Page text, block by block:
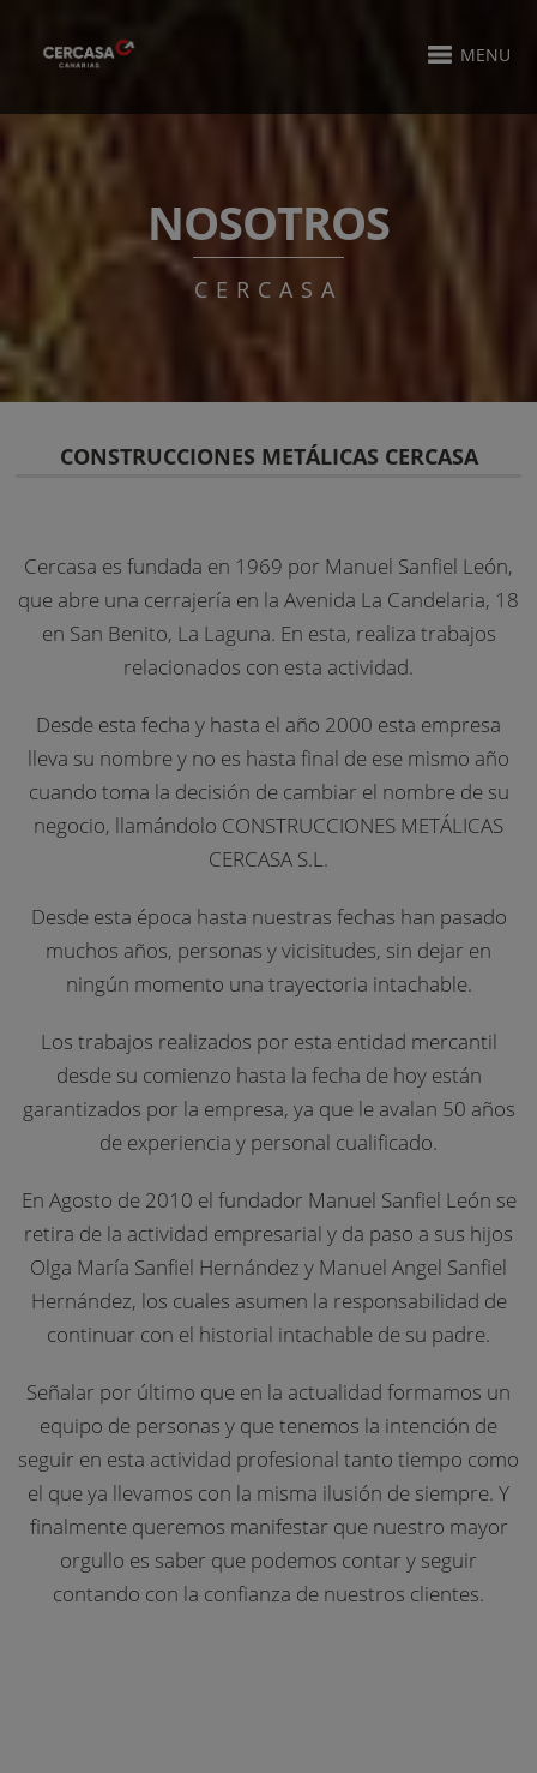
MENU
NOSOTROS
CERCASA
CONSTRUCCIONES METÁLICAS CERCASA
Cercasa es fundada en 1969 por Manuel Sanfiel León,
que abre una cerrajería en la Avenida La Candelaria, 18
en San Benito, La Laguna. En esta, realiza trabajos
relacionados con esta actividad.
Desde esta fecha y hasta el año 2000 esta empresa
lleva su nombre y no es hasta final de ese mismo año
cuando toma la decisión de cambiar el nombre de su
negocio, llamándolo CONSTRUCCIONES METÁLICAS
CERCASA S.L.
Desde esta época hasta nuestras fechas han pasado
muchos años, personas y vicisitudes, sin dejar en
ningún momento una trayectoria intachable.
Los trabajos realizados por esta entidad mercantil
desde su comienzo hasta la fecha de hoy están
garantizados por la empresa, ya que le avalan 50 años
de experiencia y personal cualificado.
En Agosto de 2010 el fundador Manuel Sanfiel León se
retira de la actividad empresarial y da paso a sus hijos
Olga María Sanfiel Hernández y Manuel Angel Sanfiel
Hernández, los cuales asumen la responsabilidad de
continuar con el historial intachable de su padre.
Señalar por último que en la actualidad formamos un
equipo de personas y que tenemos la intención de
seguir en esta actividad profesional tanto tiempo como
el que ya llevamos con la misma ilusión de siempre. Y
finalmente queremos manifestar que nuestro mayor
orgullo es saber que podemos contar y seguir
contando con la confianza de nuestros clientes.